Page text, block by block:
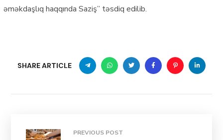
əməkdaşlıq haqqında Saziş” təsdiq edilib.
SHARE ARTICLE
PREVIOUS POST